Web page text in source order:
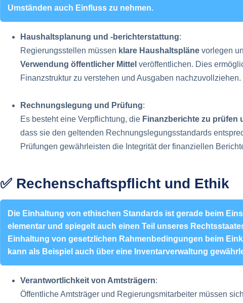
Umständen auch Einfluss zu nehmen.
Haushaltsplanung und -berichterstattung:
Regierungsstellen müssen klare Haushaltspläne vorlegen
Verwendung öffentlicher Mittel veröffentlichen. Dies
Finanzstruktur zu verstehen und Ausgaben nachzuvollziehen.
Rechnungslegung und Prüfung:
Es besteht eine Verpflichtung, die Finanzberichte zu prüfen
dass sie den geltenden Rechnungslegungsstandards
Prüfungen gewährleisten die Integrität der finanziellen
✅ Rechenschaftspflicht und Ethik
Die Einhaltung von ethischen Standards ist gerade beim
elementar und spiegelt auch einen Teil unseres
Einhaltung von gesetzlichen Rahmenbedingungen beim
kann als Beispiel auch über eine Inventarverwaltung
Verantwortlichkeit von Amtsträgern:
Öffentliche Amtsträger und Regierungsmitarbeiter müssen sich